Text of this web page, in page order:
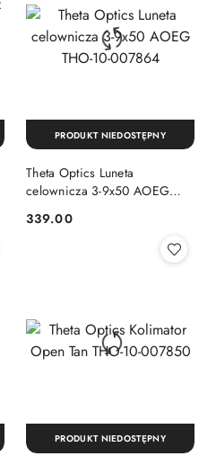
Theta Optics Luneta
celownicza 3-9x50 AOEG
Cena:
339.00
PRODUKT NIEDOSTĘPNY
PRODUKT NIEDOSTĘPNY